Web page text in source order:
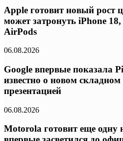
Apple готовит новый рост
может затронуть iPhone
AirPods
06.08.2026
Google впервые показала
известно о новом
презентацией
06.08.2026
Motorola готовит еще одну